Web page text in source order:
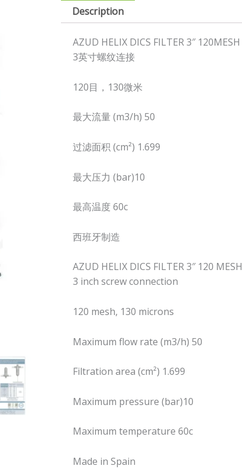
Description
AZUD HELIX DICS FILTER 3″ 120MESH
3英寸螺纹连接
120目，130微米
最大流量 (m3/h) 50
过滤面积 (cm²) 1.699
最大压力 (bar)10
最高温度 60c
西班牙制造
AZUD HELIX DICS FILTER 3″ 120 MESH
3 inch screw connection
120 mesh, 130 microns
Maximum flow rate (m3/h) 50
Filtration area (cm²) 1.699
Maximum pressure (bar)10
Maximum temperature 60c
Made in Spain